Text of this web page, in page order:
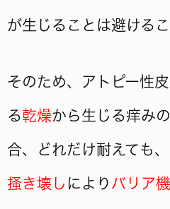
が生じることは避ける
そのため、アトピー性
る乾燥から生じる痒み
合、どれだけ耐えても、
掻き壊し により バリア